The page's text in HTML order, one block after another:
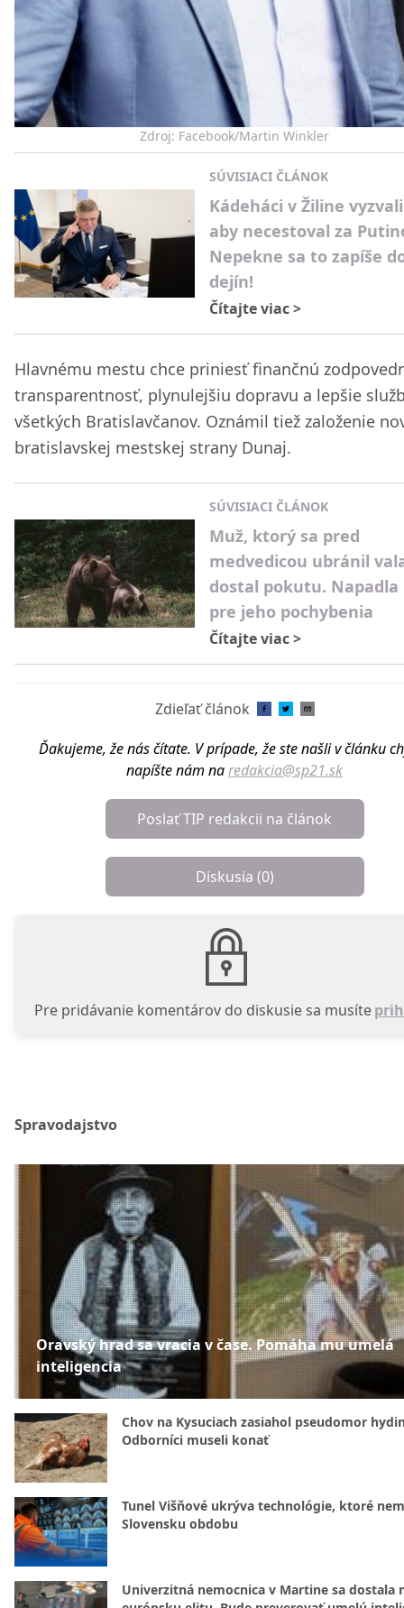
Zdroj: Facebook/Martin Winkler
SÚVISIACI ČLÁNOK
Kádeháci v Žiline
aby necestoval za
Nepekne sa to zapíše
dejín!
Čítajte viac>
Hlavnému mestu chce priniesť finančnú
transparentnosť, plynulejšiu dopravu a lepšie
všetkých Bratislavčanov. Oznámil tiež založenie
bratislavskej mestskej strany Dunaj.
SÚVISIACI ČLÁNOK
Muž, ktorý sa pred
medvedicou ubránil
dostal pokutu. Napadla
pre jeho pochybenia
Čítajte viac>
Zdieľať článok
Ďakujeme, že nás čítate. V prípade, že ste našli v článku
napíšte nám naredakcia@sp21.sk
Poslať TIP redakcii na článok
Diskusia (0)
Pre pridávanie komentárov do diskusie sa musíte
Spravodajstvo
Oravský hrad sa vracia v čase. Pomáha mu umelá
inteligencia
Chov na Kysuciach zasiahol pseudomor
Odborníci museli konať
Tunel Višňové ukrýva technológie, ktoré
Slovensku obdobu
Univerzitná nemocnica v Martine sa dostala